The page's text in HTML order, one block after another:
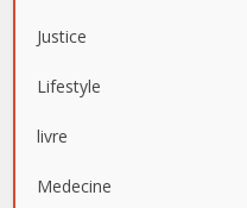
Justice
Lifestyle
livre
Medecine